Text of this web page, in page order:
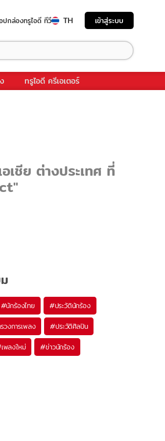
ปกล่องทรูไอดี ทีวี TH เข้าสู่ระบบ
ทรูไอดี ครีเอเตอร์
ชีย ต่างประเทศ ที่
#นักร้องไทย #ประวัตินักร้อง
วงการเพลง #ประวัติศิลปิน
เพลงใหม่ #ข่าวนักร้อง